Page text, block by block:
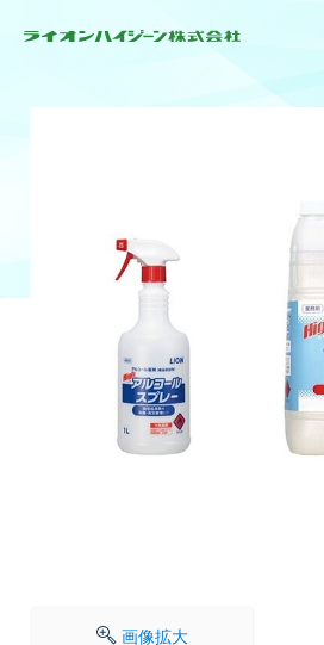
お悩み解決
感染防止対策・食品衛生
画像拡大